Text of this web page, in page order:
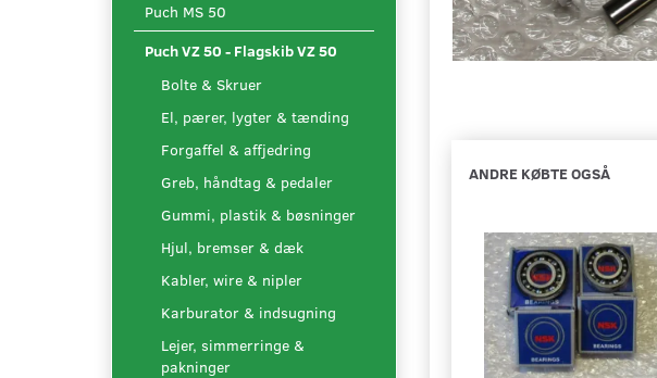
Puch MS 50
Puch VZ 50 - Flagskib VZ 50
Bolte & Skruer
El, pærer, lygter & tænding
Forgaffel & affjedring
Greb, håndtag & pedaler
Gummi, plastik & bøsninger
Hjul, bremser & dæk
Kabler, wire & nipler
Karburator & indsugning
Lejer, simmerringe &
pakninger
ANDRE KØBTE OGSÅ